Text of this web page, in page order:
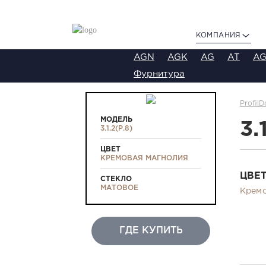
КОМПАНИЯ
AGN AGK AG AT
Фурнитура
МОДЕЛЬ
3.1.2(Р.8)
ЦВЕТ
КРЕМОВАЯ МАГНОЛИЯ
СТЕКЛО
МАТОВОЕ
ГДЕ КУПИТЬ
ЦВЕТ